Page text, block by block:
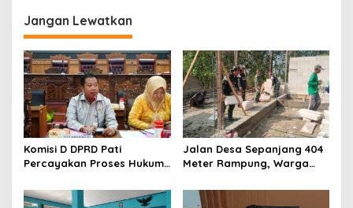
a
s
i
p
o
s
Jangan Lewatkan
Komisi D DPRD Pati
Percayakan Proses Hukum
kepada Polisi
Jalan Desa Sepanjang 404
Meter Rampung, Warga
Rasakan Manfaat